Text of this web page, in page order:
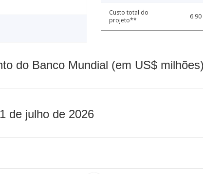
Custo total do
projeto**
6.90
do Banco Mundial (em US$
de julho de 2026